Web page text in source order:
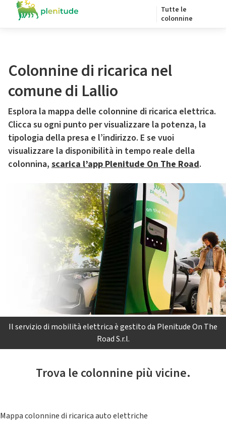
Tutte le
colonnine
Colonnine di ricarica nel
comune di Lallio
Esplora la mappa delle colonnine di ricarica elettrica.
Clicca su ogni punto per visualizzare la potenza, la
tipologia della presa e l’indirizzo. E se vuoi
visualizzare la disponibilità in tempo reale della
colonnina, scarica l’app Plenitude On The Road.
Il servizio di mobilità elettrica è gestito da Plenitude On The
Road S.r.l.
Trova le colonnine più vicine.
Mappa colonnine di ricarica auto elettriche